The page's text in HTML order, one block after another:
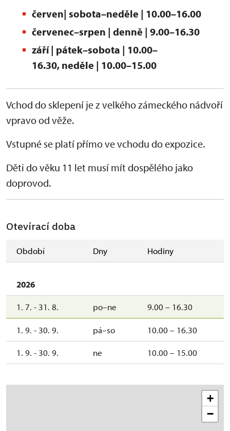
červen| sobota–neděle | 10.00–16.00
červenec–srpen | denně | 9.00–16.30
září | pátek–sobota | 10.00–
16.30, neděle | 10.00–15.00
Vchod do sklepení je z velkého zámeckého nádvoří
vpravo od věže.
Vstupné se platí přímo ve vchodu do expozice.
Děti do věku 11 let musí mít dospělého jako
doprovod.
Otevírací doba
Období Dny Hodiny
2026
1. 7. - 31. 8. po–ne 9.00 – 16.30
1. 9. - 30. 9. pá–so 10.00 – 16.30
1. 9. - 30. 9. ne 10.00 – 15.00
+
−